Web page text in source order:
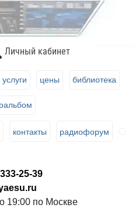
Личный кабинет
услуги цены библиотека
контакты радиофорум
25-39
19:00 по Москве